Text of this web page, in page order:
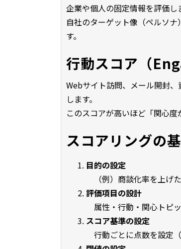
企業や個人の固定情報を評価し
自社のターゲット像（ペルソ
す。
行動スコア（
Webサイト訪問、メール開封
します。
このスコアが高いほど「関心度
スコアリングの
目的の設定
（例）商談化率を上げ
評価項目の設計
属性・行動・関心トピ
スコア基準の設定
行動ごとに点数を設定